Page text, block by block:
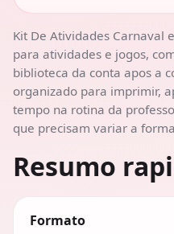
Kit De Atividades Carnaval
para atividades e jogos,
biblioteca da conta apos a
organizado para imprimir,
tempo na rotina da
que precisam variar a
Resumo
Formato